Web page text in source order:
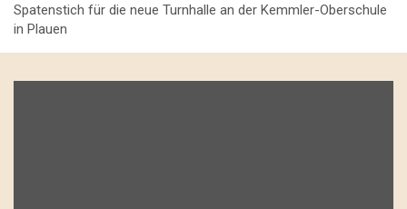
Spatenstich für die neue Turnhalle an der Kemmler-Oberschule
in Plauen